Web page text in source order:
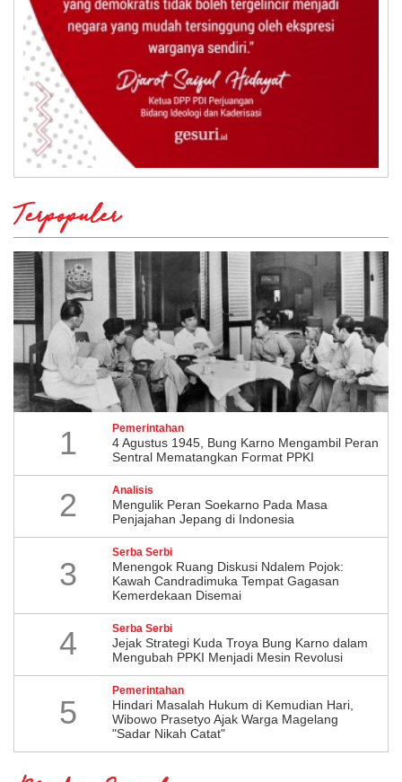
Terpopuler
1 Pemerintahan
4 Agustus 1945, Bung Karno Mengambil Peran
Sentral Mematangkan Format PPKI
2 Analisis
Mengulik Peran Soekarno Pada Masa
Penjajahan Jepang di Indonesia
3
Serba Serbi
Menengok Ruang Diskusi Ndalem Pojok:
Kawah Candradimuka Tempat Gagasan
Kemerdekaan Disemai
4 Serba Serbi
Jejak Strategi Kuda Troya Bung Karno dalam
Mengubah PPKI Menjadi Mesin Revolusi
5
Pemerintahan
Hindari Masalah Hukum di Kemudian Hari,
Wibowo Prasetyo Ajak Warga Magelang
"Sadar Nikah Catat"